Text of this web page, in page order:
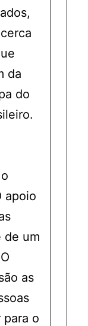
da
do
apoio
de um
as
o